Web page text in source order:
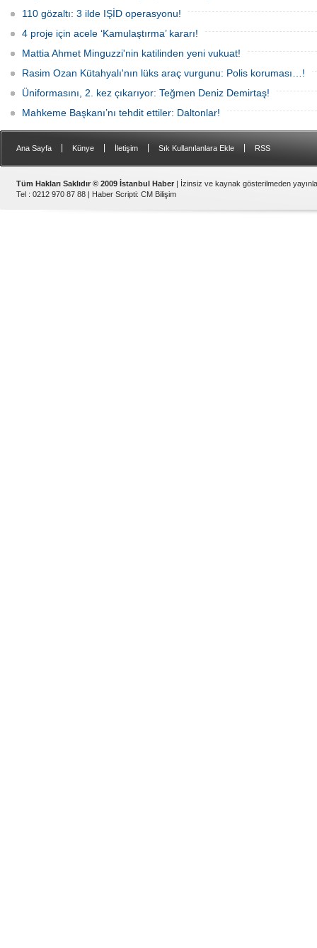
110 gözaltı: 3 ilde IŞİD operasyonu!
4 proje için acele ‘Kamulaştırma’ kararı!
Mattia Ahmet Minguzzi'nin katilinden yeni vukuat!
Rasim Ozan Kütahyalı'nın lüks araç vurgunu: Polis koruması…!
Üniformasını, 2. kez çıkarıyor: Teğmen Deniz Demirtaş!
Mahkeme Başkanı’nı tehdit ettiler: Daltonlar!
Ana Sayfa Künye İletişim Sık Kullanılanlara Ekle RSS
Tüm Hakları Saklıdır © 2009 İstanbul Haber | İzinsiz ve kaynak gösterilmeden
Tel : 0212 970 87 88 | Haber Scripti: CM Bilişim